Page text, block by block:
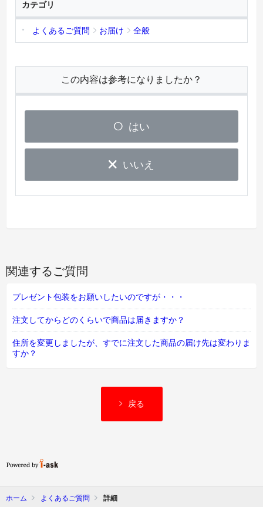
カテゴリ
よくあるご質問 お届け 全般
この内容は参考になりましたか？
はい
いいえ
関連するご質問
プレゼント包装をお願いしたいのですが・・・
注文してからどのくらいで商品は届きますか？
住所を変更しましたが、すでに注文した商品の届け先は変わりま
すか？
戻る
ホーム よくあるご質問 詳細